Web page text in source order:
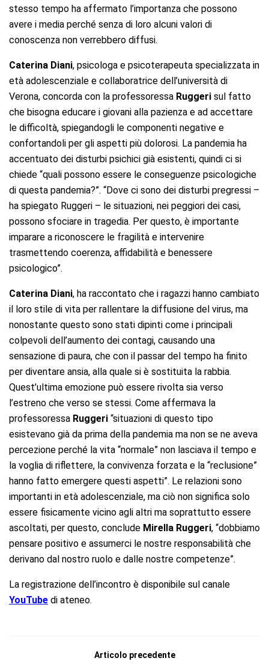
stesso tempo ha affermato l’importanza che possono
avere i media perché senza di loro alcuni valori di
conoscenza non verrebbero diffusi.
Caterina Diani, psicologa e psicoterapeuta specializzata in
età adolescenziale e collaboratrice dell’università di
Verona, concorda con la professoressa Ruggeri sul fatto
che bisogna educare i giovani alla pazienza e ad accettare
le difficoltà, spiegandogli le componenti negative e
confortandoli per gli aspetti più dolorosi. La pandemia ha
accentuato dei disturbi psichici già esistenti, quindi ci si
chiede “quali possono essere le conseguenze psicologiche
di questa pandemia?”. “Dove ci sono dei disturbi pregressi –
ha spiegato Ruggeri – le situazioni, nei peggiori dei casi,
possono sfociare in tragedia. Per questo, è importante
imparare a riconoscere le fragilità e intervenire
trasmettendo coerenza, affidabilità e benessere
psicologico”.
Caterina Diani, ha raccontato che i ragazzi hanno cambiato
il loro stile di vita per rallentare la diffusione del virus, ma
nonostante questo sono stati dipinti come i principali
colpevoli dell’aumento dei contagi, causando una
sensazione di paura, che con il passar del tempo ha finito
per diventare ansia, alla quale si è sostituita la rabbia.
Quest’ultima emozione può essere rivolta sia verso
l’estreno che verso se stessi. Come affermava la
professoressa Ruggeri “situazioni di questo tipo
esistevano già da prima della pandemia ma non se ne aveva
percezione perché la vita “normale” non lasciava il tempo e
la voglia di riflettere, la convivenza forzata e la “reclusione”
hanno fatto emergere questi aspetti”. Le relazioni sono
importanti in età adolescenziale, ma ciò non significa solo
essere fisicamente vicino agli altri ma soprattutto essere
ascoltati, per questo, conclude Mirella Ruggeri, “dobbiamo
pensare positivo e assumerci le nostre responsabilità che
derivano dal nostro ruolo e dalle nostre competenze”.
La registrazione dell’incontro è disponibile sul canale
YouTube di ateneo.
Articolo precedente